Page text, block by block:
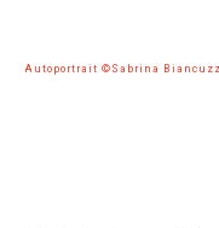
Autoportrait ©Sabrina